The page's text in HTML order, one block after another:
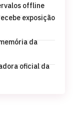
offline
exposição
da
oficial da